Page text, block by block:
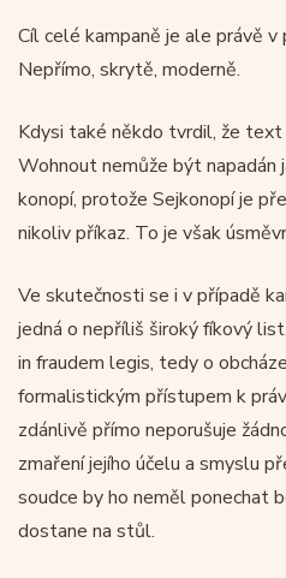
Cíl celé kampaně je ale právě v
Nepřímo, skrytě, moderně.
Kdysi také někdo tvrdil, že
Wohnout nemůže být napadán
konopí, protože Sejkonopí je
nikoliv příkaz. To je však
Ve skutečnosti se i v případě
jedná o nepříliš široký fíkový
in fraudem legis, tedy o
formalistickým přístupem k
zdánlivě přímo neporušuje
zmaření jejího účelu a smyslu
soudce by ho neměl ponechat
dostane na stůl.